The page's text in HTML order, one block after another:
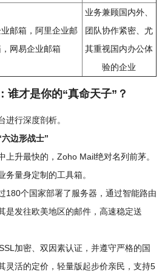
业邮箱，阿里企业邮
网易企业邮箱
业务兼顾国内外、
团队协作紧密、尤
其重视国内办公体
验的企业
谁才是你的“真命天子”？
进行深度剖析。
边形战士”
上升最快的，Zoho Mail绝对名列前茅。
量身定制的工具箱。
180个国家部署了服务器，通过智能路由
是发往欧美地区的邮件，高速稳定送
加密、双因素认证，并遵守严格的国
灵活的定价，轻量版起步价亲民，支持5